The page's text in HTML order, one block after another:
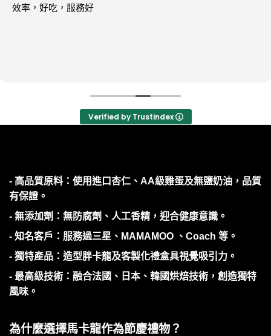
效率，好吃，服務好
Verified by Trustindex
- 高品質原料：使用進口杏仁、AA級雞蛋及無鹽奶油，品質
有保證。
- 無添加劑：無防腐劑、人工香精，迎合健康意識。
- 知名客戶：服務過三星、MAMAMOO 、Coach 等。
- 獨特產品：造型胖卡龍及客製化禮盒具視覺吸引力。
- 最高級技術：融合法國、日本、韓國烘焙技術，創造獨特
風味。
為什麼選擇馬卡龍作為節慶禮物？